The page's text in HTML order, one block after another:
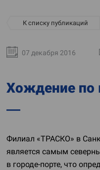
К списку публикаций
07 декабря 2016
Хождение по
Филиал «ТРАСКО» в
является самым
в городе-порте, что